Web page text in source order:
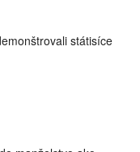
státisíce